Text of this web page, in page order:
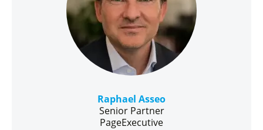
Raphael Asseo
Senior Partner
PageExecutive